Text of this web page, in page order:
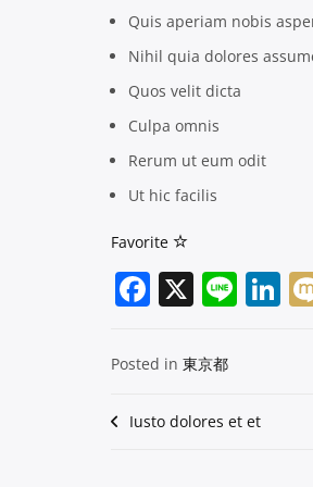
Quis aperiam nobis
Nihil quia dolores
Quos velit dicta
Culpa omnis
Rerum ut eum odit
Ut hic facilis
Favorite
Facebook
X Line
Posted in 東京都
Iusto dolores et et